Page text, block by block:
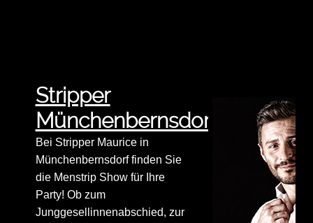
Stripper
Münchenbernsdorf
Bei Stripper Maurice in
Münchenbernsdorf finden Sie
die Menstrip Show für Ihre
Party! Ob zum
Junggesellinnenabschied, zur